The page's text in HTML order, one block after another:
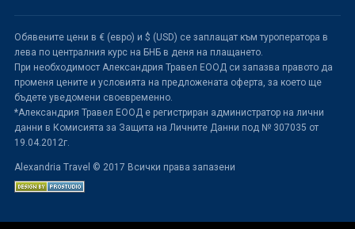
Обявените цени в € (евро) и $ (USD) се заплащат към туроператора в
лева по централния курс на БНБ в деня на плащането.
При необходимост Александрия Травел ЕООД си запазва правото да
променя цените и условията на предложената оферта, за което ще
бъдете уведомени своевременно.
*Александрия Травел ЕООД е регистриран администратор на лични
данни в Комисията за Защита на Личните Данни под № 307035 от
19.04.2012г.
Alexandria Travel © 2017 Всички права запазени